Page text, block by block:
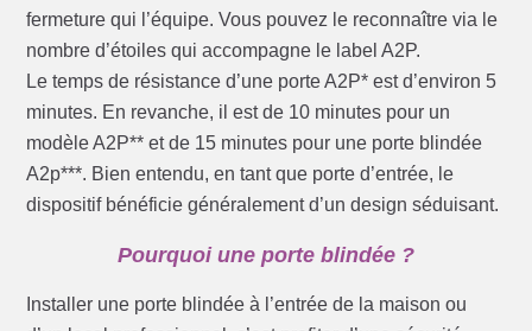
fermeture qui l’équipe. Vous pouvez le reconnaître via le
nombre d’étoiles qui accompagne le label A2P.
Le temps de résistance d’une porte A2P* est d’environ 5
minutes. En revanche, il est de 10 minutes pour un
modèle A2P** et de 15 minutes pour une porte blindée
A2p***. Bien entendu, en tant que porte d’entrée, le
dispositif bénéficie généralement d’un design séduisant.
Pourquoi une porte blindée ?
Installer une porte blindée à l’entrée de la maison ou